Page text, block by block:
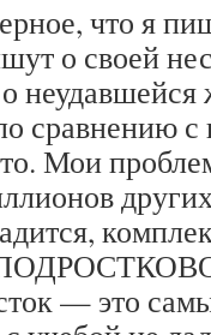
что я
о своей
сравнению с
Мои
— это